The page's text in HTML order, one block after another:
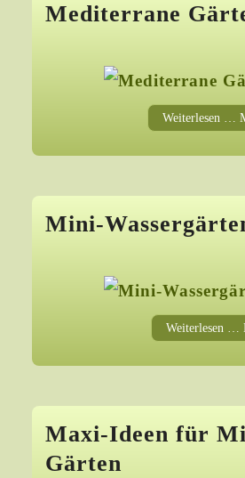
Mediterrane
Weiterlesen …
Mini-
Weiterlesen …
Maxi-Ideen für
Gärten